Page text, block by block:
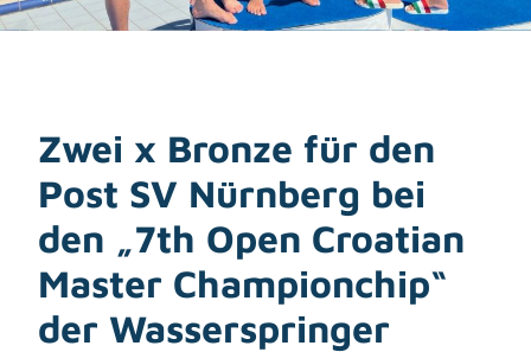
Zwei x Bronze für den
Post SV Nürnberg bei
den „7th Open Croatian
Master Championchip“
der Wasserspringer